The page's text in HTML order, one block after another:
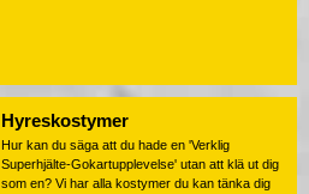
Hyreskostymer
Hur kan du säga att du hade en 'Verklig
Superhjälte-Gokartupplevelse' utan att klä ut dig
som en? Vi har alla kostymer du kan tänka dig